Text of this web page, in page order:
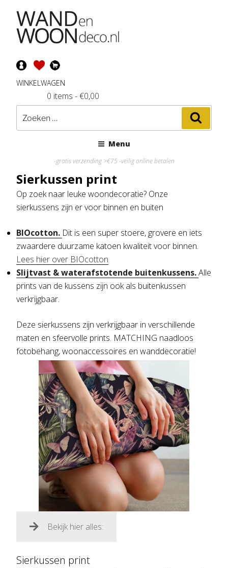
inhoud
WINKELWAGEN
-€0,00
0 items
Zoeken
naar:
Menu
-gratis verzending >€75 -veilig online betalen
Sierkussen print
Op zoek naar leuke woondecoratie? Onze
sierkussens zijn er voor binnen en buiten
BIOcotton. Dit is een super stoere, grovere en iets
zwaardere duurzame katoen kwaliteit voor binnen.
Lees hier over BIOcotton
Slijtvast & waterafstotende buitenkussens.Alle
prints van de kussens zijn ook als buitenkussen
verkrijgbaar.
Deze sierkussens zijn verkrijgbaar in verschillende
maten en sfeervolle prints. MATCHING naadloos
fotobehang, woonaccessoires en wanddecoratie!
Bekijk hier alles:
Sierkussen print